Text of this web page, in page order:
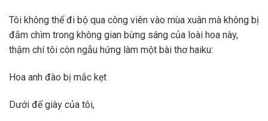
Tôi không thể đi bộ qua công viên vào mùa xuân mà không bị
đắm chìm trong không gian bừng sáng của loài hoa này,
thậm chí tôi còn ngẫu hứng làm một bài thơ haiku:
Hoa anh đào bị mắc kẹt
Dưới đế giày của tôi,